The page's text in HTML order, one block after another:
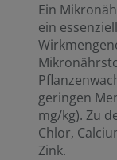
Ein
ein
geringen
mg/kg). Zu
Chlor,
Zink.